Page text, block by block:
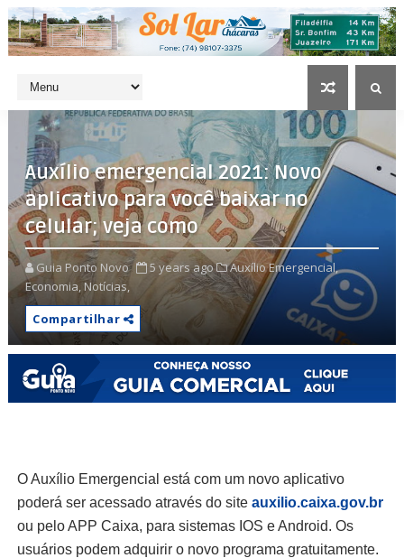
Auxílio emergencial 2021: Novo
aplicativo para você baixar no
celular; veja como
Guia Ponto Novo 5 years ago
Auxílio Emergencial,
Economia,Notícias,
Compartilhar
O Auxílio Emergencial está com um novo aplicativo
poderá ser acessado através do site auxilio.caixa.gov.br
ou pelo APP Caixa, para sistemas IOS e Android. Os
usuários podem adquirir o novo programa gratuitamente.